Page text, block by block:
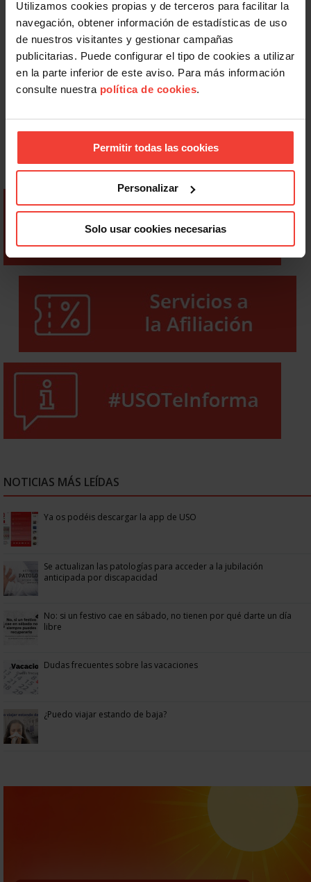
Utilizamos cookies propias y de terceros para facilitar la
navegación, obtener información de estadísticas de uso
de nuestros visitantes y gestionar campañas
publicitarias. Puede configurar el tipo de cookies a utilizar
en la parte inferior de este aviso. Para más información
consulte nuestra política de cookies.
Permitir todas las cookies
Personalizar
Solo usar cookies necesarias
NOTICIAS MÁS LEÍDAS
Ya os podéis descargar la app de USO
Se actualizan las patologías para acceder a la jubilación
anticipada por discapacidad
No: si un festivo cae en sábado, no tienen por qué darte un día
libre
Dudas frecuentes sobre las vacaciones
¿Puedo viajar estando de baja?